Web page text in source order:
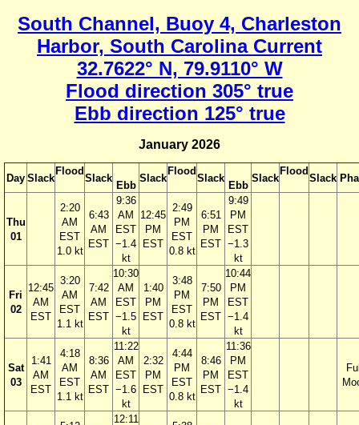
South Channel, Buoy 4, Charleston
Harbor, South Carolina Current
32.7622° N, 79.9110° W
Flood direction 305° true
Ebb direction 125° true
January 2026
Day Slack
Flood
Slack
Ebb
Slack
Flood
Slack
Ebb
Slack
Flood
Slack
Thu
01
2:20
AM
EST
1.0 kt
6:43
AM
EST
9:36
AM
EST
−1.4
kt
12:45
PM
EST
2:49
PM
EST
0.8 kt
6:51
PM
EST
9:49
PM
EST
−1.3
kt
Fri
02
12:45
AM
EST
3:20
AM
EST
1.1 kt
7:42
AM
EST
10:30
AM
EST
−1.5
kt
1:40
PM
EST
3:48
PM
EST
0.8 kt
7:50
PM
EST
10:44
PM
EST
−1.4
kt
Sat
03
1:41
AM
EST
4:18
AM
EST
1.1 kt
8:36
AM
EST
11:22
AM
EST
−1.6
kt
2:32
PM
EST
4:44
PM
EST
0.8 kt
8:46
PM
EST
11:36
PM
EST
−1.4
kt
12:11